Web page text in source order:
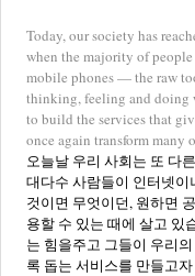
Today, our society has
when the majority of
mobile phones — the raw
thinking, feeling and doing
to build the services that
once again transform many
오늘날 우리 사회는 또 다
대다수 사람들이 인터넷
것이면 무엇이던, 원하면
용할 수 있는 때에 살고 있
는 힘을주고 그들이 우리
록 돕는 서비스를 만들고